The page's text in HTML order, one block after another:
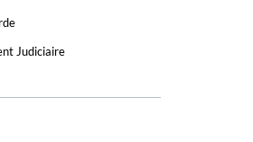
Judiciaire